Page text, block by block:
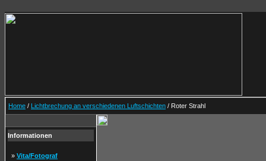
Home / Lichtbrechung an verschiedenen Luftschichten / Roter Strahl
Informationen
» Vita/Fotograf